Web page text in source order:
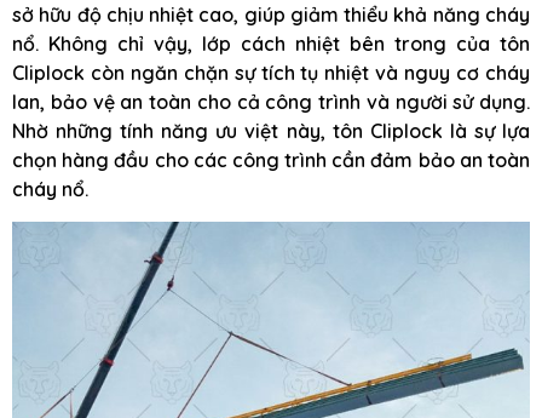
sở hữu độ chịu nhiệt cao, giúp giảm thiểu khả năng cháy
nổ. Không chỉ vậy, lớp cách nhiệt bên trong của tôn
Cliplock còn ngăn chặn sự tích tụ nhiệt và nguy cơ cháy
lan, bảo vệ an toàn cho cả công trình và người sử dụng.
Nhờ những tính năng ưu việt này, tôn Cliplock là sự lựa
chọn hàng đầu cho các công trình cần đảm bảo an toàn
cháy nổ.